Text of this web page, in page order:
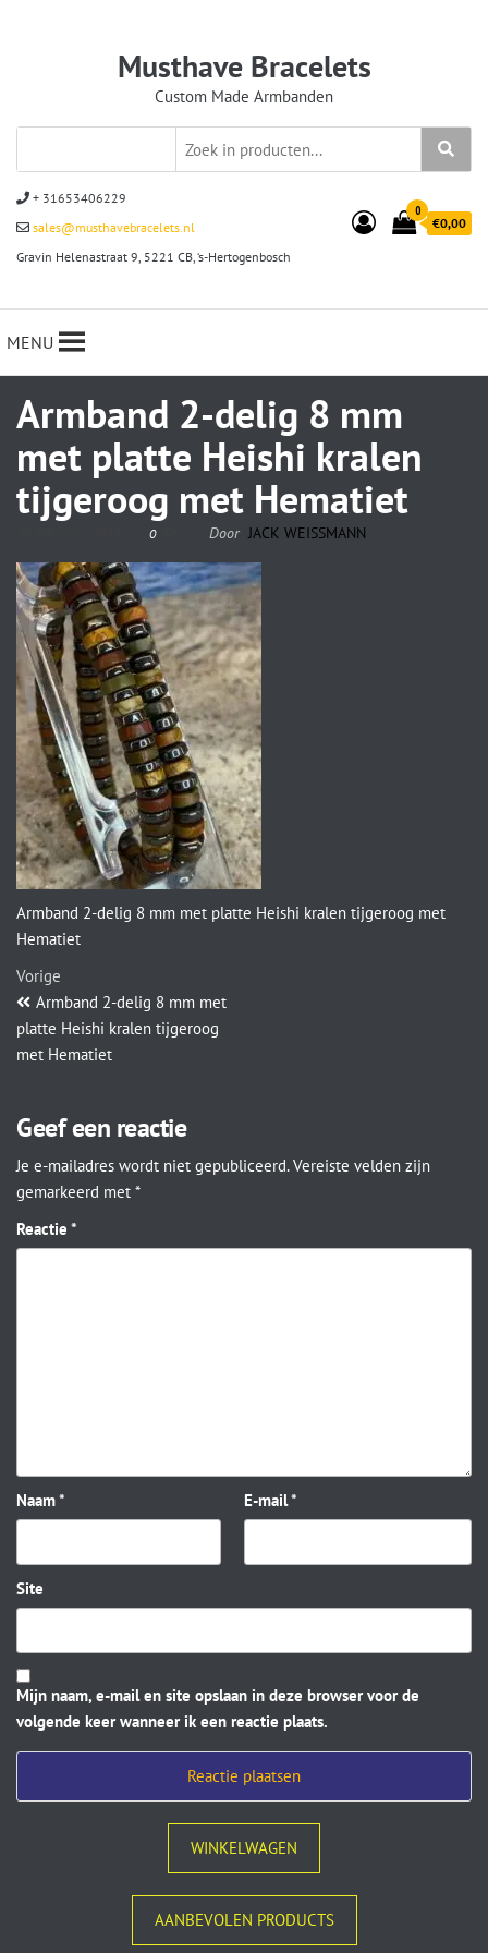
Musthave Bracelets
Custom Made Armbanden
+ 31653406229
sales@musthavebracelets.nl
Gravin Helenastraat 9, 5221 CB, ‘s-Hertogenbosch
0
€0,00
MENU
Armband 2-delig 8 mm
met platte Heishi kralen
tijgeroog met Hematiet
0 Door JACK WEISSMANN
Armband 2-delig 8 mm met platte Heishi kralen tijgeroog met
Hematiet
Vorige
Armband 2-delig 8 mm met
platte Heishi kralen tijgeroog
met Hematiet
Geef een reactie
Je e-mailadres wordt niet gepubliceerd. Vereiste velden zijn
gemarkeerd met *
Reactie *
Naam* E-mail*
Site
Mijn naam, e-mail en site opslaan in deze browser voor de
volgende keer wanneer ik een reactie plaats.
WINKELWAGEN
AANBEVOLEN PRODUCTS